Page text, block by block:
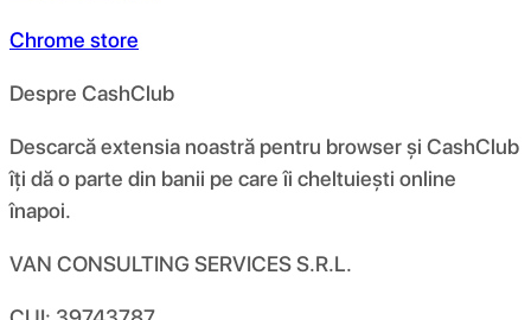
Chrome store
Despre CashClub
Descarcă extensia noastră pentru browser și CashClub
îți dă o parte din banii pe care îi cheltuiești online
înapoi.
VAN CONSULTING SERVICES S.R.L.